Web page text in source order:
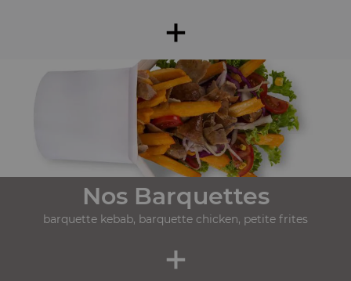
+
Nos Barquettes
barquette kebab, barquette chicken, petite frites
+